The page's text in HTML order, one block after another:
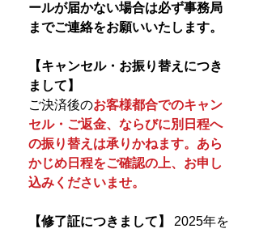
ールが届かない場合は必ず事務局
までご連絡をお願いいたします。
【キャンセル・お振り替えにつき
まして】
ご決済後のお客様都合でのキャン
セル・ご返金、ならびに別日程へ
の振り替えは承りかねます。あら
かじめ日程をご確認の上、お申し
込みくださいませ。
【修了証につきまして】
2025年を